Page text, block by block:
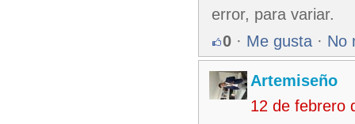
error, para variar.
0 · Me gusta · No
Artemiseño
12 de febrero